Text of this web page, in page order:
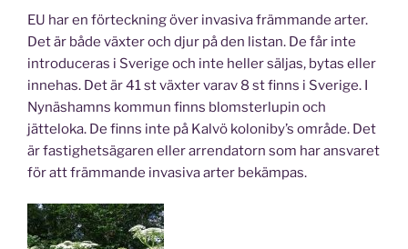
EU har en förteckning över invasiva främmande arter.
Det är både växter och djur på den listan. De får inte
introduceras i Sverige och inte heller säljas, bytas eller
innehas. Det är 41 st växter varav 8 st finns i Sverige. I
Nynäshamns kommun finns blomsterlupin och
jätteloka. De finns inte på Kalvö koloniby’s område. Det
är fastighetsägaren eller arrendatorn som har ansvaret
för att främmande invasiva arter bekämpas.